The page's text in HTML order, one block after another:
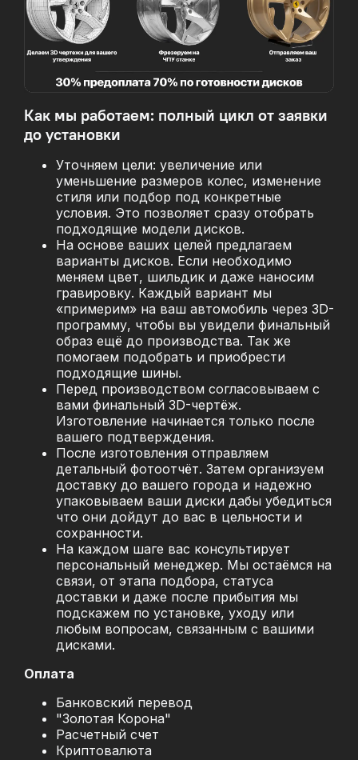
Как мы работаем: полный цикл от заявки
до установки
Уточняем цели: увеличение или
уменьшение размеров колес, изменение
стиля или подбор под конкретные
условия. Это позволяет сразу отобрать
подходящие модели дисков.
На основе ваших целей предлагаем
варианты дисков. Если необходимо
меняем цвет, шильдик и даже наносим
гравировку. Каждый вариант мы
«примерим» на ваш автомобиль через 3D-
программу, чтобы вы увидели финальный
образ ещё до производства. Так же
помогаем подобрать и приобрести
подходящие шины.
Перед производством согласовываем с
вами финальный 3D-чертёж.
Изготовление начинается только после
вашего подтверждения.
После изготовления отправляем
детальный фотоотчёт. Затем организуем
доставку до вашего города и надежно
упаковываем ваши диски дабы убедиться
что они дойдут до вас в цельности и
сохранности.
На каждом шаге вас консультирует
персональный менеджер. Мы остаёмся на
связи, от этапа подбора, статуса
доставки и даже после прибытия мы
подскажем по установке, уходу или
любым вопросам, связанным с вашими
дисками.
Оплата
Банковский перевод
"Золотая Корона"
Расчетный счет
Криптовалюта